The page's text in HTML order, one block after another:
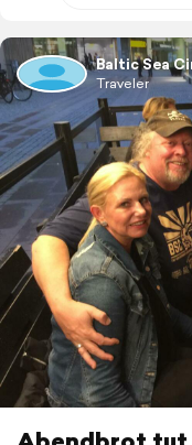
Baltic Sea
Traveler